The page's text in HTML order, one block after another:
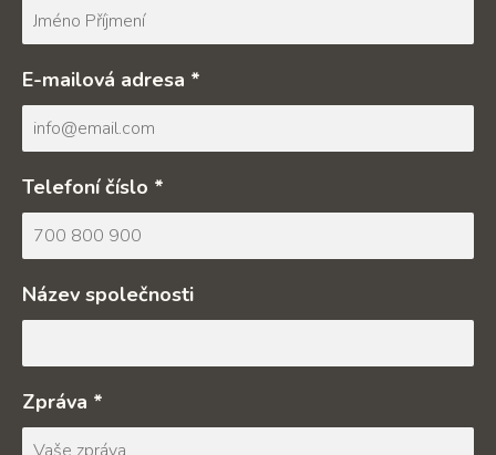
E-mailová adresa *
Telefoní číslo *
Název společnosti
Zpráva *